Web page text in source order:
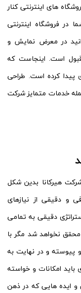
های اینترنتی کنار
در فروشگاه اینترنتی
ساعته می توانید در معرض نمایش و
است. اینجاست که
کرده است. طراحی
خدمات متمایز شرکت
هیرکانا بدین شکل
و دقیقی از نیازهای
دقیقی به تمامی
نخواهد شد مگر با
و در نهایت به
امکانات و خواسته
ایده هایی که در ذهن